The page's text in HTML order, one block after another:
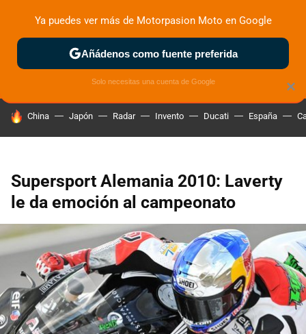
ZONA DE PRUEBAS DEPORTIVAS MOTOS ELÉCTRICAS
HOY SE HABLA DE
China Japón Radar Invento Ducati España
Supersport Alemania 2010: Laverty
le da emoción al campeonato
×
Ya puedes ver más de Motorpasion Moto en Google
Añádenos como fuente preferida
Solo necesitas una cuenta de Google